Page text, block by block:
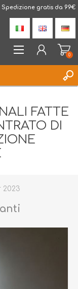
Spedizione gratis da 99€
0
FATTE
DI
2023